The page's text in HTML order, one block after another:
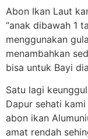
Abon Ikan Laut
“anak dibawah 1
menggunakan
menambahkan
bisa untuk Bayi
Satu lagi
Dapur sehati
abon ikan
amat rendah